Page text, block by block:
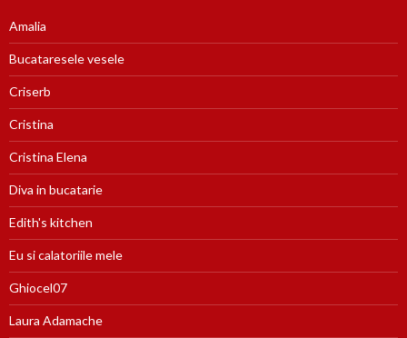
Amalia
Bucataresele vesele
Criserb
Cristina
Cristina Elena
Diva in bucatarie
Edith's kitchen
Eu si calatoriile mele
Ghiocel07
Laura Adamache